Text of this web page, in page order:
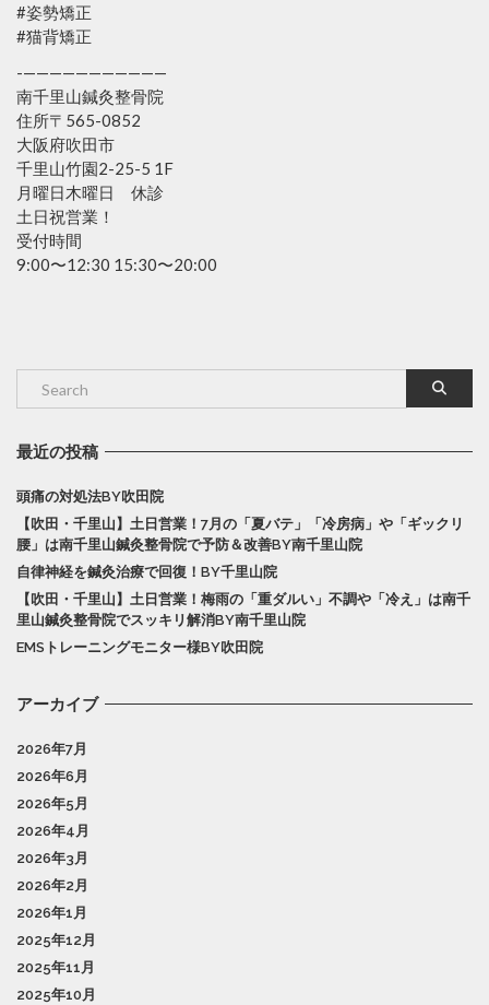
#姿勢矯正
#猫背矯正
-———————————
南千里山鍼灸整骨院
住所〒565-0852
大阪府吹田市
千里山竹園2-25-5 1F
月曜日木曜日 休診
土日祝営業！
受付時間
9:00〜12:30 15:30〜20:00
最近の投稿
頭痛の対処法BY吹田院
【吹田・千里山】土日営業！7月の「夏バテ」「冷房病」や「ギックリ
腰」は南千里山鍼灸整骨院で予防＆改善BY南千里山院
自律神経を鍼灸治療で回復！BY千里山院
【吹田・千里山】土日営業！梅雨の「重ダルい」不調や「冷え」は南千
里山鍼灸整骨院でスッキリ解消BY南千里山院
EMSトレーニングモニター様BY吹田院
アーカイブ
2026年7月
2026年6月
2026年5月
2026年4月
2026年3月
2026年2月
2026年1月
2025年12月
2025年11月
2025年10月